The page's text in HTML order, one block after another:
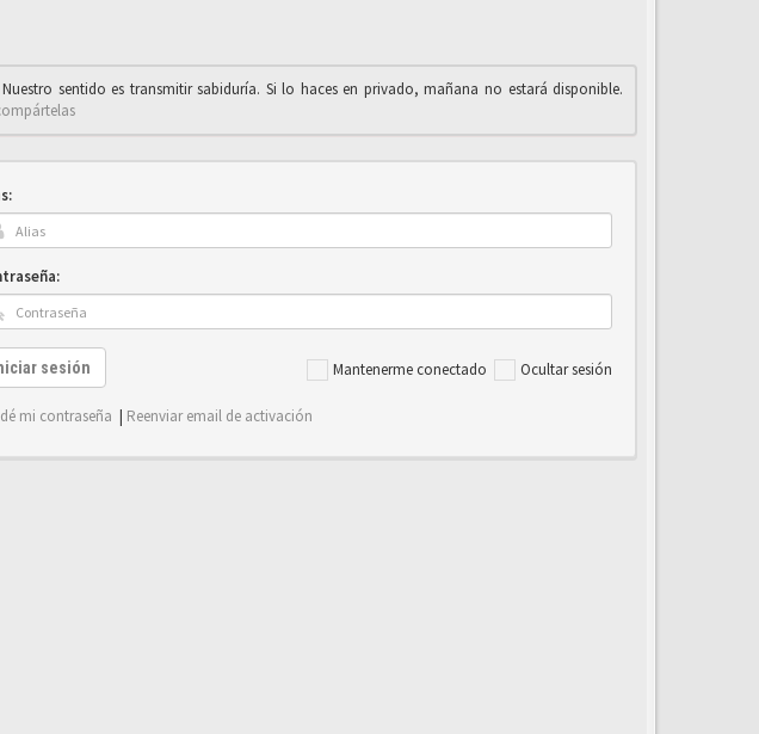
sentido es transmitir sabiduría. Si lo haces en privado, mañana no estará disponible.
Mantenerme conectado Ocultar sesión
sesión
mi contraseña | Reenviar email de activación